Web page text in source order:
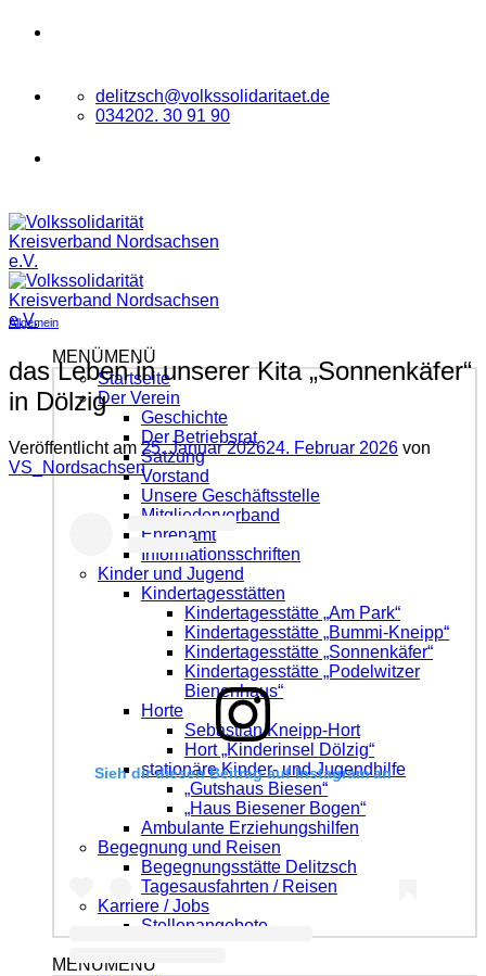
delitzsch@volkssolidaritaet.de
034202. 30 91 90
MENÜMENÜ
Startseite
Der Verein
Geschichte
Der Betriebsrat
Satzung
Vorstand
Unsere Geschäftsstelle
Mitgliederverband
Ehrenamt
Informationsschriften
Kinder und Jugend
Kindertagesstätten
Kindertagesstätte „Am Park“
Kindertagesstätte „Bummi-Kneipp“
Kindertagesstätte „Sonnenkäfer“
Kindertagesstätte „Podelwitzer
Bienenhaus“
Horte
Sebastian Kneipp-Hort
Hort „Kinderinsel Dölzig“
stationäre Kinder- und Jugendhilfe
„Gutshaus Biesen“
„Haus Biesener Bogen“
Ambulante Erziehungshilfen
Begegnung und Reisen
Begegnungsstätte Delitzsch
Tagesausfahrten / Reisen
Karriere / Jobs
Stellenangebote
MENÜMENÜ
Allgemein
das Leben in unserer Kita „Sonnenkäfer“
in Dölzig
Veröffentlicht am 25. Januar 202624. Februar 2026 von
VS_Nordsachsen
Sieh dir diesen Beitrag auf Instagram an